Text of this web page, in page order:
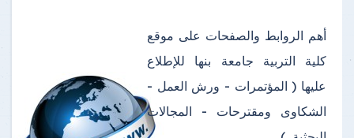
أهم الروابط والصفحات على موقع
كلية التربية جامعة بنها للإطلاع
عليها ( المؤتمرات - ورش العمل -
الشكاوى ومقترحات - المجالات